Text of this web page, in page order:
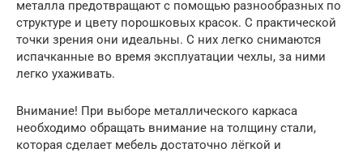
металла предотвращают с помощью разнообразных по
структуре и цвету порошковых красок. С практической
точки зрения они идеальны. С них легко снимаются
испачканные во время эксплуатации чехлы, за ними
легко ухаживать.
Внимание! При выборе металлического каркаса
необходимо обращать внимание на толщину стали,
которая сделает мебель достаточно лёгкой и